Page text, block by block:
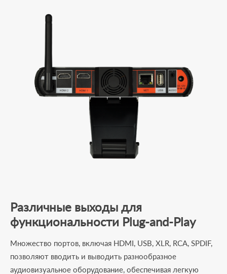
Различные выходы для
функциональности Plug-and-Play
Множество портов, включая HDMI, USB, XLR, RCA, SPDIF,
позволяют вводить и выводить разнообразное
аудиовизуальное оборудование, обеспечивая легкую